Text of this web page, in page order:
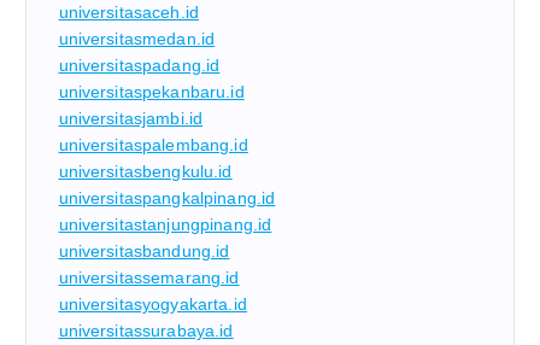
universitasaceh.id
universitasmedan.id
universitaspadang.id
universitaspekanbaru.id
universitasjambi.id
universitaspalembang.id
universitasbengkulu.id
universitaspangkalpinang.id
universitastanjungpinang.id
universitasbandung.id
universitassemarang.id
universitasyogyakarta.id
universitassurabaya.id